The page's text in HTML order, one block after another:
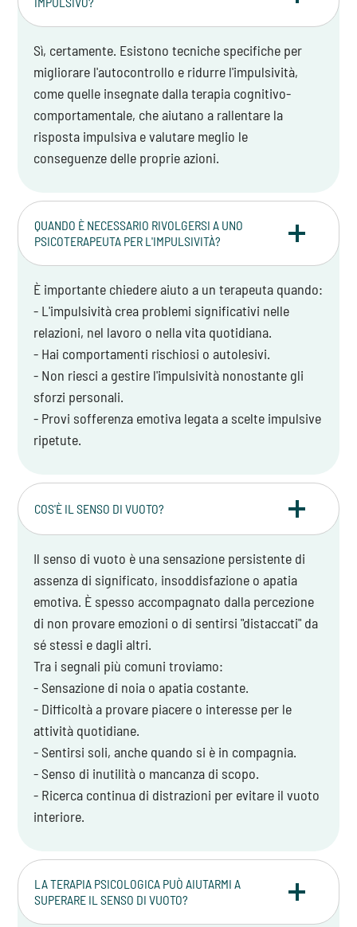
Sì, certamente. Esistono tecniche specifiche per
migliorare l'autocontrollo e ridurre l'impulsività,
come quelle insegnate dalla terapia cognitivo-
comportamentale, che aiutano a rallentare la
risposta impulsiva e valutare meglio le
conseguenze delle proprie azioni.
QUANDO È NECESSARIO RIVOLGERSI A UNO
PSICOTERAPEUTA PER L'IMPULSIVITÀ?
È importante chiedere aiuto a un terapeuta quando:
- L'impulsività crea problemi significativi nelle
relazioni, nel lavoro o nella vita quotidiana.
- Hai comportamenti rischiosi o autolesivi.
- Non riesci a gestire l'impulsività nonostante gli
sforzi personali.
- Provi sofferenza emotiva legata a scelte impulsive
ripetute.
COS'È IL SENSO DI VUOTO?
Il senso di vuoto è una sensazione persistente di
assenza di significato, insoddisfazione o apatia
emotiva. È spesso accompagnato dalla percezione
di non provare emozioni o di sentirsi "distaccati" da
sé stessi e dagli altri.
Tra i segnali più comuni troviamo:
- Sensazione di noia o apatia costante.
- Difficoltà a provare piacere o interesse per le
attività quotidiane.
- Sentirsi soli, anche quando si è in compagnia.
- Senso di inutilità o mancanza di scopo.
- Ricerca continua di distrazioni per evitare il vuoto
interiore.
LA TERAPIA PSICOLOGICA PUÒ AIUTARMI A
SUPERARE IL SENSO DI VUOTO?